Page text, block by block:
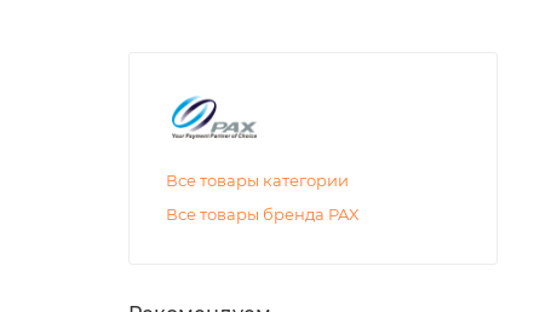
Все товары категории
Все товары бренда PAX